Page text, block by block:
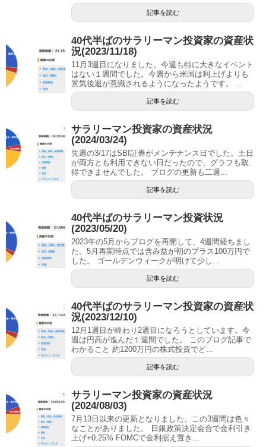
記事を読む
40代半ばのサラリーマン投資家の資産状
況(2023/11/18)
11月3週目になりました。今週も特に大きなイベント
はない１週間でした。今週から米国は利上げよりも
景気後退が意識されるようになったようです。 ...
記事を読む
サラリーマン投資家の資産状況
(2024/03/24)
先週の3/17はSBI証券がメンテナンス日でした。土日
が両方とも利用できない日だったので、グラフも取
得できませんでした。 ブログの更新も二週...
記事を読む
40代半ばのサラリーマン投資状況
(2023/05/20)
2023年の5月からブログを再開して、4週間経ちまし
た。5月再開時点では含み益が初のプラス100万円で
した。 ゴールデンウィークが明けて少し...
記事を読む
40代半ばのサラリーマン投資家の資産状
況(2023/12/10)
12月1週目が終わり2週目になろうとしています。今
週は円高が進んだ１週間でした。 このブログ記事で
わかること 約1200万円の株式投資でど...
記事を読む
サラリーマン投資家の資産状況
(2024/08/03)
7月13日以来の更新となりました。この3週間は色々
なことがありました。 日銀政策決定会合で金利引き
上げ+0.25% FOMCで金利据え置き...